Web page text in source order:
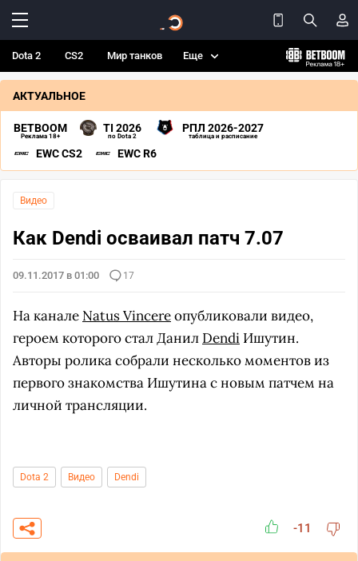
Dota 2 CS2 Мир танков Еще
АКТУАЛЬНОЕ
BETBOOM
Реклама 18+
TI 2026
по Dota 2
РПЛ 2026-2027
таблица и расписание
EWC CS2 EWC R6
Видео
Как Dendi осваивал патч 7.07
09.11.2017 в 01:00 17
На канале Natus Vincereопубликовали видео,
героем которого стал Данил Dendi Ишутин.
Авторы ролика собрали несколько моментов из
первого знакомства Ишутина с новым патчем на
личной трансляции.
Dota 2 Видео Dendi
-11